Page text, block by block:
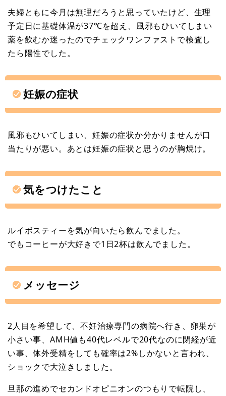
夫婦ともに今月は無理だろうと思っていたけど、生理
予定日に基礎体温が37℃を超え、風邪もひいてしまい
薬を飲むか迷ったのでチェックワンファストで検査し
たら陽性でした。
妊娠の症状
風邪もひいてしまい、妊娠の症状か分かりませんが口
当たりが悪い。あとは妊娠の症状と思うのが胸焼け。
気をつけたこと
ルイボスティーを気が向いたら飲んでました。
でもコーヒーが大好きで1日2杯は飲んでました。
メッセージ
2人目を希望して、不妊治療専門の病院へ行き、卵巣が
小さい事、AMH値も40代レベルで20代なのに閉経が近
い事、体外受精をしても確率は2%しかないと言われ、
ショックで大泣きしました。
旦那の進めでセカンドオピニオンのつもりで転院し、